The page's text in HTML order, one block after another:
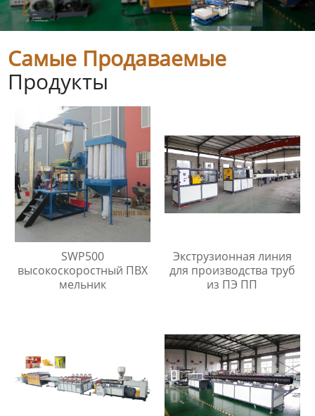
Самые Продаваемые
Продукты
SWP500
высокоскоростный ПВХ
мельник
Экструзионная линия
для производства труб
из ПЭ ПП